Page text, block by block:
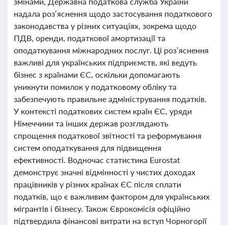
надала роз’яснення щодо застосування податкового
законодавства у різних ситуаціях, зокрема щодо
ПДВ, оренди, податкової амортизації та
оподаткування міжнародних послуг. Ці роз’яснення
важливі для українських підприємств, які ведуть
бізнес з країнами ЄС, оскільки допомагають
уникнути помилок у податковому обліку та
забезпечують правильне адміністрування податків.
У контексті податкових систем країн ЄС, уряди
Німеччини та інших держав розглядають
спрощення податкової звітності та реформування
систем оподаткування для підвищення
ефективності. Водночас статистика Eurostat
демонструє значні відмінності у чистих доходах
працівників у різних країнах ЄС після сплати
податків, що є важливим фактором для українських
мігрантів і бізнесу. Також Єврокомісія офіційно
підтвердила фінансові витрати на вступ Чорногорії